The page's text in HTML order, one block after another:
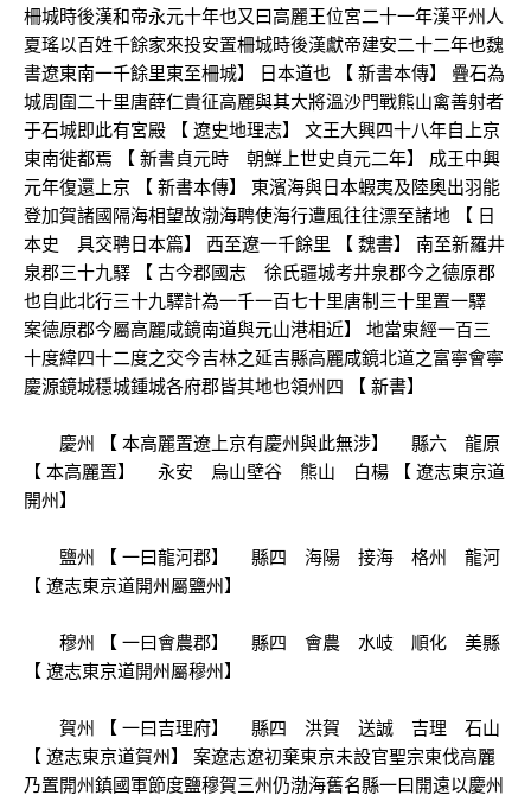
柵城時後漢和帝永元十年也又曰高麗王位宮二十一年漢平州人
夏瑤以百姓千餘家來投安置柵城時後漢獻帝建安二十二年也魏
書遼東南一千餘里東至柵城】 日本道也 【 新書本傳】 疊石為
城周圍二十里唐薛仁貴征高麗與其大將溫沙門戰熊山禽善射者
于石城即此有宮殿 【 遼史地理志】 文王大興四十八年自上京
東南徙都焉 【 新書貞元時 朝鮮上世史貞元二年】 成王中興
元年復還上京 【 新書本傳】 東濱海與日本蝦夷及陸奧出羽能
登加賀諸國隔海相望故渤海聘使海行遭風往往漂至諸地 【 日
本史 具交聘日本篇】 西至遼一千餘里 【 魏書】 南至新羅井
泉郡三十九驛 【 古今郡國志 徐氏疆城考井泉郡今之德原郡
也自此北行三十九驛計為一千一百七十里唐制三十里置一驛
案德原郡今屬高麗咸鏡南道與元山港相近】 地當東經一百三
十度緯四十二度之交今吉林之延吉縣高麗咸鏡北道之富寧會寧
慶源鏡城穩城鍾城各府郡皆其地也領州四 【 新書】
慶州 【 本高麗置遼上京有慶州與此無涉】 縣六 龍原
【 本高麗置】 永安 烏山壁谷 熊山 白楊 【 遼志東京道
開州】
鹽州 【 一曰龍河郡】 縣四 海陽 接海 格州 龍河
【 遼志東京道開州屬鹽州】
穆州 【 一曰會農郡】 縣四 會農 水岐 順化 美縣
【 遼志東京道開州屬穆州】
賀州 【 一曰吉理府】 縣四 洪賀 送誠 吉理 石山
【 遼志東京道賀州】 案遼志遼初棄東京未設官聖宗東伐高麗
乃置開州鎮國軍節度鹽穆賀三州仍渤海舊名縣一曰開遠以慶州